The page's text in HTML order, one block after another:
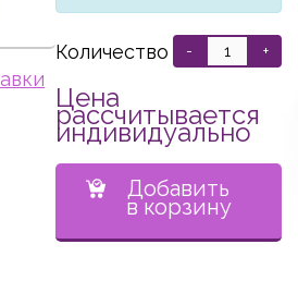
Количество - +
Цена
рассчитывается
индивидуально
Добавить
в корзину